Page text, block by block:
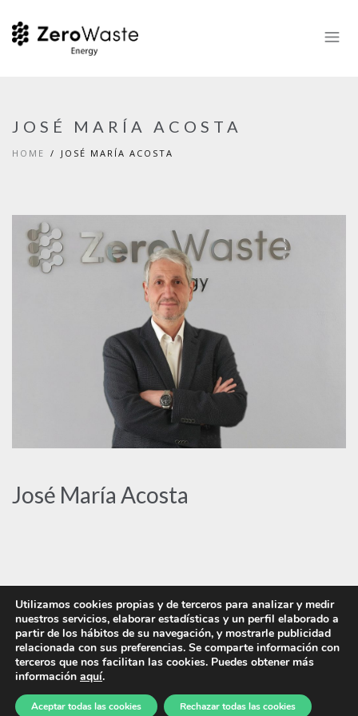
JOSÉ MARÍA ACOSTA
HOME JOSÉ MARÍA ACOSTA
José María Acosta
Aviso Legal|Aviso de privacidad
© ZERO WASTE ENERGY 2021
Utilizamos cookies propias y de terceros para analizar y medir
nuestros servicios, elaborar estadísticas y un perfil elaborado a
partir de los hábitos de su navegación, y mostrarle publicidad
relacionada con sus preferencias. Se comparte información con
terceros que nos facilitan las cookies. Puedes obtener más
información aquí.
Aceptar todas las cookies Rechazar todas las cookies